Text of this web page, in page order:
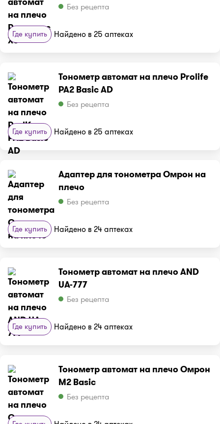
Без рецепта
Где купить Найдено в 25 аптеках
Тонометр автомат на плечо Prolife
PA2 Basic AD
Без рецепта
Где купить Найдено в 25 аптеках
Адаптер для тонометра Омрон на
плечо
Без рецепта
Где купить Найдено в 24 аптеках
Тонометр автомат на плечо AND
UA-777
Без рецепта
Где купить Найдено в 24 аптеках
Тонометр автомат на плечо Омрон
M2 Basic
Без рецепта